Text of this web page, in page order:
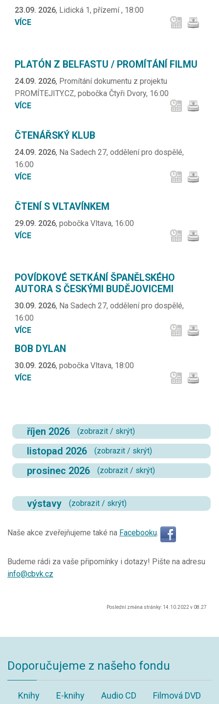
23.09. 2026, Lidická 1, přízemí , 18:00
VÍCE
PLATÓN Z BELFASTU / PROMÍTÁNÍ FILMU
24.09. 2026, Promítání dokumentu z projektu
PROMÍTEJITY.CZ, pobočka Čtyři Dvory, 16:00
VÍCE
ČTENÁŘSKÝ KLUB
24.09. 2026, Na Sadech 27, oddělení pro dospělé,
16:00
VÍCE
ČTENÍ S VLTAVÍNKEM
29.09. 2026, pobočka Vltava, 16:00
VÍCE
POVÍDKOVÉ SETKÁNÍ ŠPANĚLSKÉHO
AUTORA S ČESKÝMI BUDĚJOVICEMI
30.09. 2026, Na Sadech 27, oddělení pro dospělé,
16:00
VÍCE
BOB DYLAN
30.09. 2026, pobočka Vltava, 18:00
VÍCE
říjen 2026 (zobrazit / skrýt)
listopad 2026 (zobrazit / skrýt)
prosinec 2026 (zobrazit / skrýt)
výstavy (zobrazit / skrýt)
Naše akce zveřejňujeme také na Facebooku.
Budeme rádi za vaše připomínky i dotazy! Pište na adresu
info@cbvk.cz
Poslední změna stránky: 14.10.2022 v 08.27
Doporučujeme z našeho fondu
Knihy E-knihy Audio CD
Filmová DVD